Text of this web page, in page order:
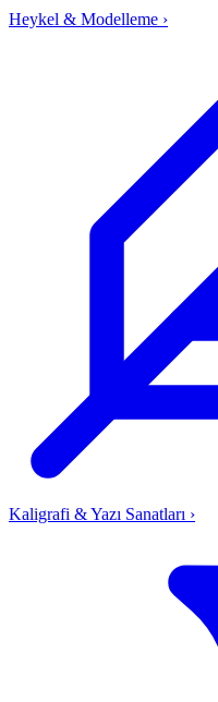
Heykel & Modelleme ›
Kaligrafi & Yazı Sanatları ›